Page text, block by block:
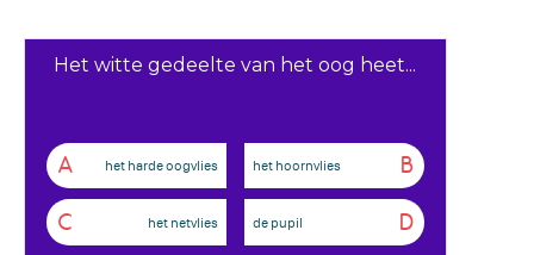
Het witte gedeelte van het oog heet...
A het harde oogvlies B
het hoornvlies
C het netvlies D
de pupil